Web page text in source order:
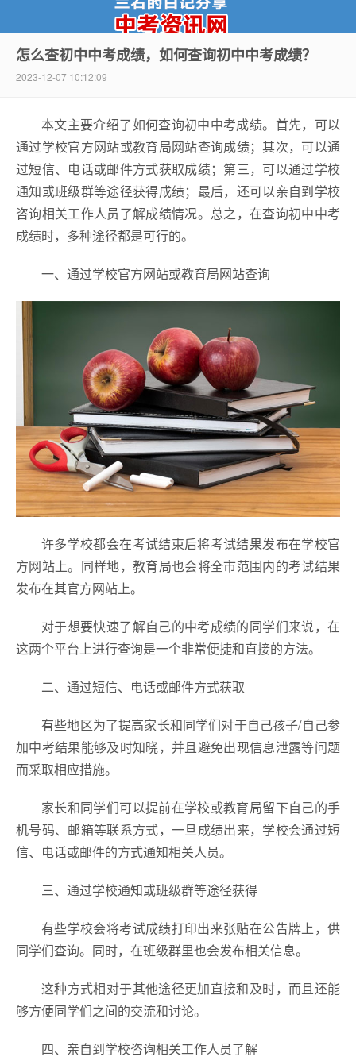
中考资讯网
怎么查初中中考成绩，如何查询初中中考成绩？
2023-12-07 10:12:09
本文主要介绍了如何查询初中中考成绩。首先，可以
通过学校官方网站或教育局网站查询成绩；其次，可以通
过短信、电话或邮件方式获取成绩；第三，可以通过学校
通知或班级群等途径获得成绩；最后，还可以亲自到学校
咨询相关工作人员了解成绩情况。总之，在查询初中中考
成绩时，多种途径都是可行的。
一、通过学校官方网站或教育局网站查询
许多学校都会在考试结束后将考试结果发布在学校官
方网站上。同样地，教育局也会将全市范围内的考试结果
发布在其官方网站上。
对于想要快速了解自己的中考成绩的同学们来说，在
这两个平台上进行查询是一个非常便捷和直接的方法。
二、通过短信、电话或邮件方式获取
有些地区为了提高家长和同学们对于自己孩子/自己参
加中考结果能够及时知晓，并且避免出现信息泄露等问题
而采取相应措施。
家长和同学们可以提前在学校或教育局留下自己的手
机号码、邮箱等联系方式，一旦成绩出来，学校会通过短
信、电话或邮件的方式通知相关人员。
三、通过学校通知或班级群等途径获得
有些学校会将考试成绩打印出来张贴在公告牌上，供
同学们查询。同时，在班级群里也会发布相关信息。
这种方式相对于其他途径更加直接和及时，而且还能
够方便同学们之间的交流和讨论。
四、亲自到学校咨询相关工作人员了解